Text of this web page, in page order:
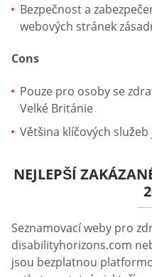
Bezpečnost a
webových stránek
Cons
Pouze pro osoby se
Velké Británie
Většina klíčových
NEJLEPŠÍ
Seznamovací weby pro
disabilityhorizons.com
jsou bezplatnou